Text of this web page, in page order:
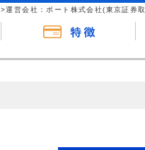
>運営会社：ポート株式会社(東京証券